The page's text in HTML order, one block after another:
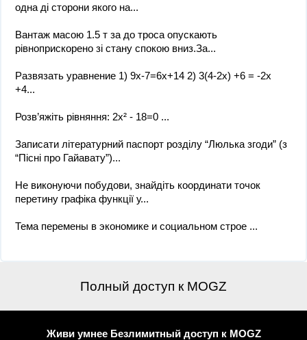
одна ді сторони якого на...
Вантаж масою 1.5 т за до троса опускають
рівноприскорено зі стану спокою вниз.За...
Развязать уравнение 1) 9x-7=6x+14 2) 3(4-2x) +6 = -2x
+4...
Розв’яжіть рівняння: 2х² - 18=0 ​...
Записати літературний паспорт розділу “Люлька згоди” (з
“Пісні про Гайавату”)...
Не виконуючи побудови, знайдіть координати точок
перетину графіка функції у...
Тема перемены в экономике и социальном строе ​...
Полный доступ к MOGZ
Живи умнее Безлимитный доступ к MOGZ